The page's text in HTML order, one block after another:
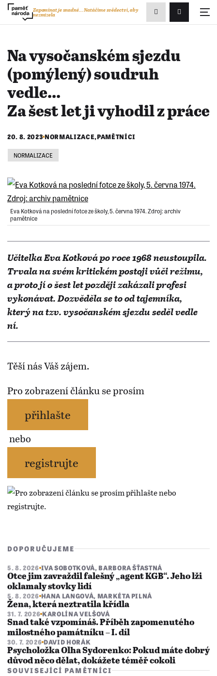
Přihlášení/
Zapomínat je snadné...Natáčíme svědectví, aby
nezmizela
Zobrazit
vyhledávání
Na vysočanském sjezdu
(pomýlený) soudruh
vedle...
Za šest let ji vyhodil z práce
20. 8. 2023 NORMALIZACE,PAMĚTNÍCI
NORMALIZACE
Eva Kotková na poslední fotce ze školy, 5. června 1974. Zdroj: archiv
pamětnice
Učitelka Eva Kotková po roce 1968 neustoupila.
Trvala na svém kritickém postoji vůči režimu,
a proto jí o šest let později zakázali profesi
vykonávat. Dozvěděla se to od tajemníka,
který na tzv. vysočanském sjezdu seděl vedle
ní.
Těší nás Váš zájem.
Pro zobrazení článku se prosím
přihlašte
nebo
registrujte
DOPORUČUJEME
5. 8. 2026 IVA SOBOTKOVÁ, BARBORA ŠŤASTNÁ
Otce jim zavraždil falešný „agent KGB“. Jeho lži
oklamaly stovky lidí
5. 8. 2026 HANA LANGOVÁ, MARKÉTA PILNÁ
Žena, která neztratila křídla
31. 7. 2026 KAROLÍNA VELŠOVÁ
Snad také vzpomínáš. Příběh zapomenutého
milostného památníku – I. díl
30. 7. 2026 DAVID HORÁK
Psycholožka Olha Sydorenko: Pokud máte dobrý
důvod něco dělat, dokážete téměř cokoli
SOUVISEJÍCÍ PAMĚTNÍCI